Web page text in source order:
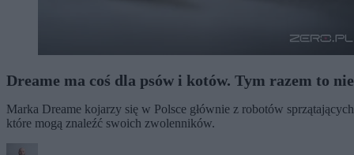
Dreame ma coś dla psów i kotów. Tym razem to
Marka Dreame kojarzy się w Polsce głównie z robotów
które mogą znaleźć swoich zwolenników.